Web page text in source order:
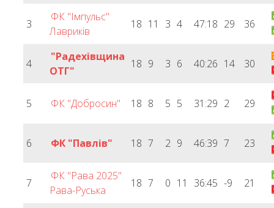
3
ФК "Імпульс"
Лавриків
18 11 3 4 47:18 29 36
4
"Радехівщина
ОТГ"
18 9 3 6 40:26 14 30
5 ФК "Добросин" 18 8 5 5 31:29 2 29
6 ФК "Павлів" 18 7 2 9 46:39 7 23
7
ФК "Рава 2025"
Рава-Руська
18 7 0 11 36:45 -9 21